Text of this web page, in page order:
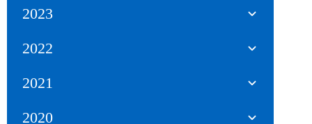
2023
2022
2021
2020